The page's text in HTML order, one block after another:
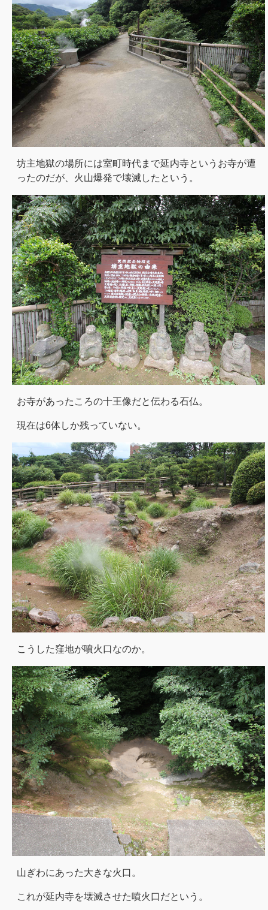
坊主地獄の場所には室町時代まで延内寺というお寺が遭
ったのだが、火山爆発で壊滅したという。
お寺があったころの十王像だと伝わる石仏。
現在は6体しか残っていない。
こうした窪地が噴火口なのか。
山ぎわにあった大きな火口。
これが延内寺を壊滅させた噴火口だという。